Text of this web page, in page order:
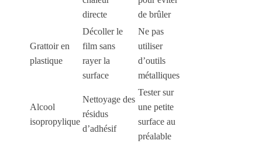
directe
de brûler
Grattoir en
plastique
Décoller le
film sans
rayer la
surface
Ne pas
utiliser
d’outils
métalliques
Alcool
isopropylique
Nettoyage des
résidus
d’adhésif
Tester sur
une petite
surface au
préalable